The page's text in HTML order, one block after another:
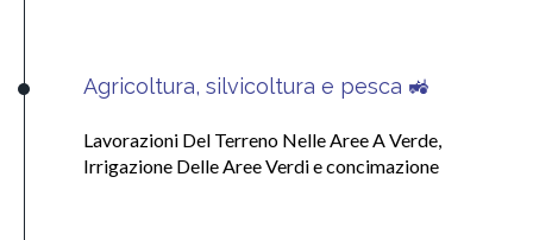
Agricoltura, silvicoltura e pesca 🚜
Lavorazioni Del Terreno Nelle Aree A Verde,
Irrigazione Delle Aree Verdi e concimazione